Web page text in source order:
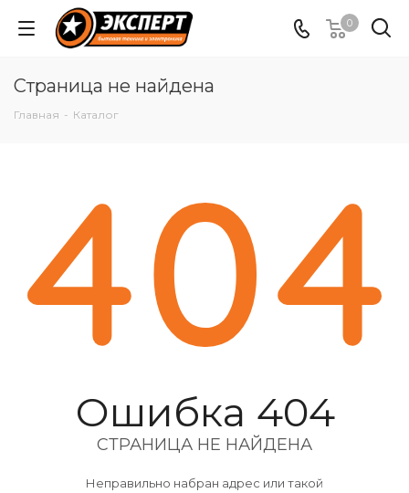
0
Страница не найдена
Главная - Каталог
Ошибка 404
СТРАНИЦА НЕ НАЙДЕНА
Неправильно набран адрес или такой